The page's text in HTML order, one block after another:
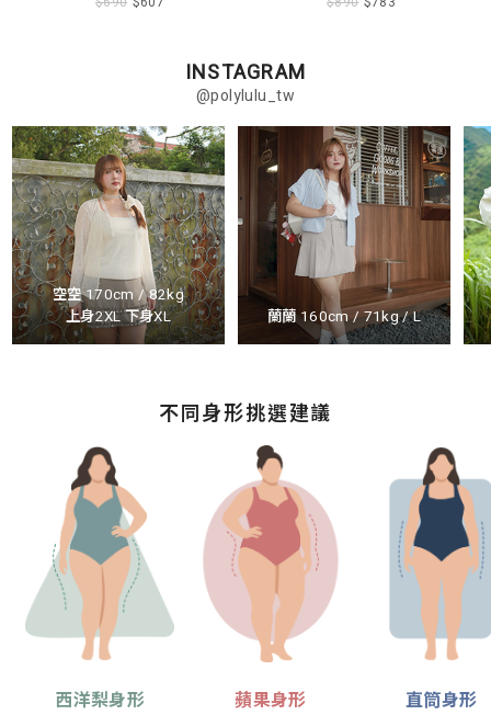
INSTAGRAM
@polylulu_tw
空空 170cm / 82kg
上身2XL 下身XL
蘭蘭 160cm / 71kg / L
不同身形挑選建議
西洋梨身形 蘋果身形 直筒身形